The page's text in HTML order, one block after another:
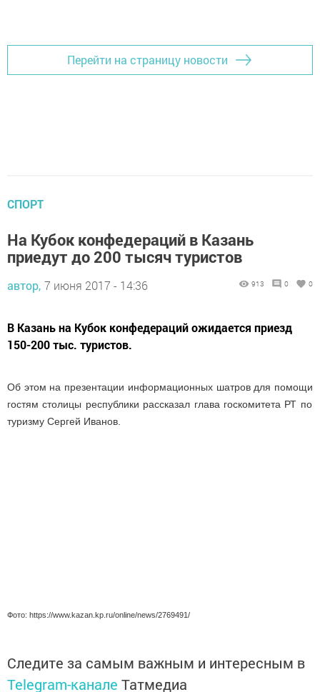
Перейти на страницу новости
СПОРТ
На Кубок конфедераций в Казань
приедут до 200 тысяч туристов
автор, 7 июня 2017 - 14:36 913 0 0
В Казань на Кубок конфедераций ожидается приезд
150-200 тыс. туристов.
Об этом на презентации информационных шатров для помощи
гостям столицы республики рассказал глава госкомитета РТ по
туризму Сергей Иванов.
Фото: https://www.kazan.kp.ru/online/news/2769491/
Следите за самым важным и интересным в
Telegram-канале Татмедиа